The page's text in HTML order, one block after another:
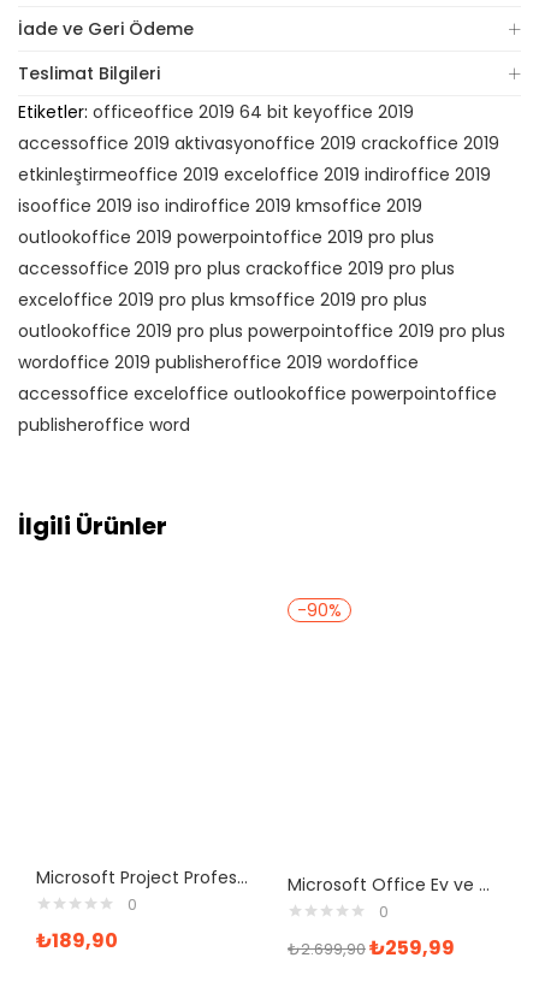
İade ve Geri Ödeme
Teslimat Bilgileri
Etiketler: officeoffice 2019 64 bit keyoffice 2019
accessoffice 2019 aktivasyonoffice 2019 crackoffice 2019
etkinleştirmeoffice 2019 exceloffice 2019 indiroffice 2019
isooffice 2019 iso indiroffice 2019 kmsoffice 2019
outlookoffice 2019 powerpointoffice 2019 pro plus
accessoffice 2019 pro plus crackoffice 2019 pro plus
exceloffice 2019 pro plus kmsoffice 2019 pro plus
outlookoffice 2019 pro plus powerpointoffice 2019 pro plus
wordoffice 2019 publisheroffice 2019 wordoffice
accessoffice exceloffice outlookoffice powerpointoffice
publisheroffice word
İlgili Ürünler
Microsoft Project Professional 2019 Dijital Lisans
0
₺189,90
-90%
Microsoft Office Ev ve Öğrenci 2019 Türkçe Lisans
0
₺2.699,90₺259,99